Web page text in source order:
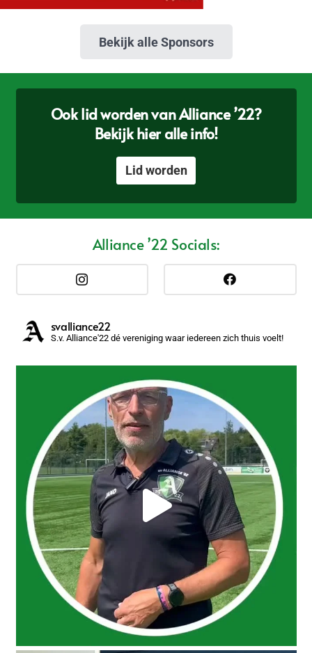
Bekijk alle Sponsors
Ook lid worden van Alliance ’22?
Bekijk hier alle info!
Lid worden
Alliance ’22 Socials:
svalliance22
S.v. Alliance'22 dé vereniging waar iedereen zich thuis voelt!